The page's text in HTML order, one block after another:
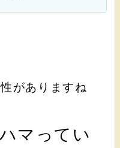
がありますね
マってい